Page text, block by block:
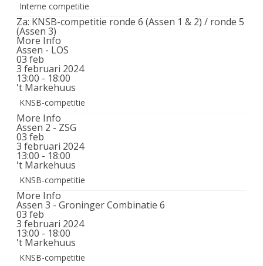
Interne competitie
Za: KNSB-competitie ronde 6 (Assen 1 & 2) / ronde 5
(Assen 3)
More Info
Assen - LOS
03 feb
3 februari 2024
13:00 - 18:00
't Markehuus
KNSB-competitie
More Info
Assen 2 - ZSG
03 feb
3 februari 2024
13:00 - 18:00
't Markehuus
KNSB-competitie
More Info
Assen 3 - Groninger Combinatie 6
03 feb
3 februari 2024
13:00 - 18:00
't Markehuus
KNSB-competitie